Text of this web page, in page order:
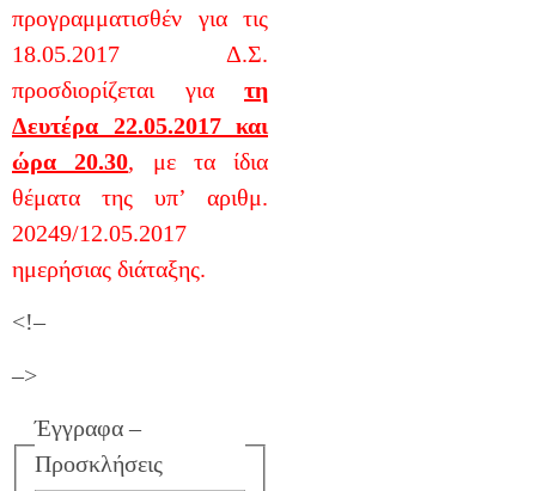
προγραμματισθέν για τις
18.05.2017 Δ.Σ.
προσδιορίζεται για τη
Δευτέρα 22.05.2017 και
ώρα 20.30, με τα ίδια
θέματα της υπ’ αριθμ.
20249/12.05.2017
ημερήσιας διάταξης.
<!–
–>
Έγγραφα –
Προσκλήσεις